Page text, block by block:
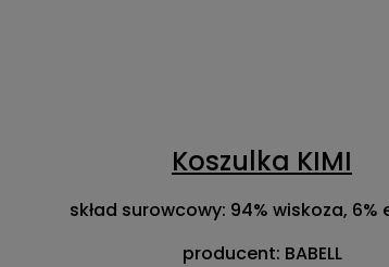
Koszulka KIMI
skład surowcowy: 94% wiskoza, 6%
producent: BABELL